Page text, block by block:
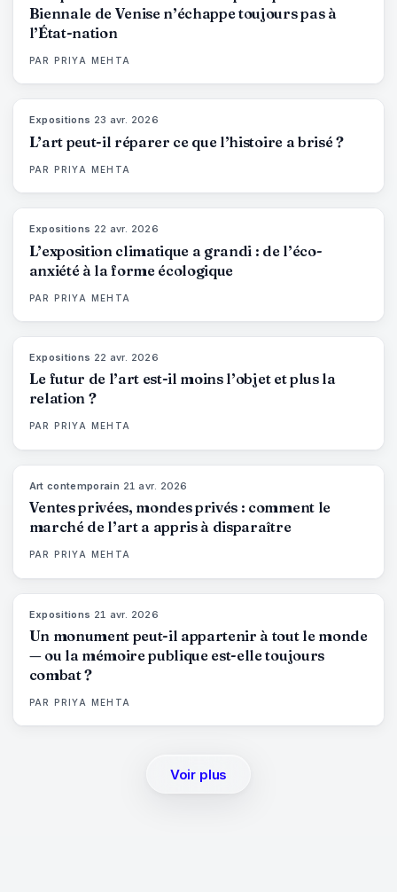
Biennale de Venise n’échappe toujours pas à
l’État-nation
PAR PRIYA MEHTA
Expositions 23 avr. 2026
L’art peut-il réparer ce que l’histoire a brisé ?
PAR PRIYA MEHTA
Expositions 22 avr. 2026
L’exposition climatique a grandi : de l’éco-
anxiété à la forme écologique
PAR PRIYA MEHTA
Expositions 22 avr. 2026
Le futur de l’art est-il moins l’objet et plus la
relation ?
PAR PRIYA MEHTA
Art contemporain 21 avr. 2026
Ventes privées, mondes privés : comment le
marché de l’art a appris à disparaître
PAR PRIYA MEHTA
Expositions 21 avr. 2026
Un monument peut-il appartenir à tout le monde
— ou la mémoire publique est-elle toujours
combat ?
PAR PRIYA MEHTA
Voir plus